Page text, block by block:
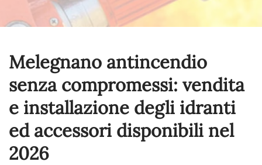
Melegnano antincendio
senza compromessi: vendita
e installazione degli idranti
ed accessori disponibili nel
2026